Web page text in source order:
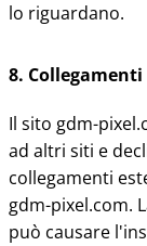
lo riguardano.
8.
Il sito gdm-
ad altri siti e
collegamenti
gdm-pixel.com.
può causare